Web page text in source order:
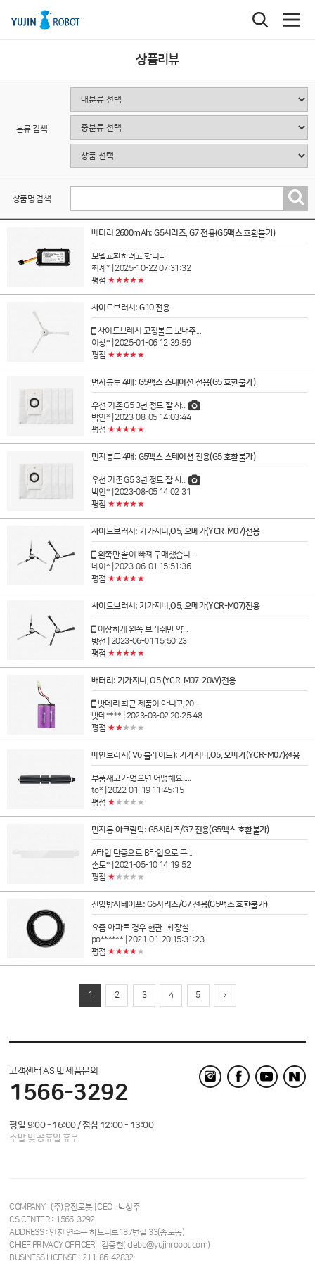
상품리뷰
분류 검색
상품명 검색
배터리 2600mAh: G5시리즈, G7 전용(G5맥스 호환불가)
모델교환하려고 합니다
최계*
| 2025-10-22 07:31:32
평점 ★★★★★
사이드브러시: G10 전용
사이드브레시 고정볼트 보내주...
이상*
| 2025-01-06 12:39:59
평점 ★★★★★
먼지봉투 4매: G5맥스 스테이션 전용(G5 호환불가)
우선 기존 G5 3년 정도 잘 사...
박인*
| 2023-08-05 14:03:44
평점 ★★★★★
먼지봉투 4매: G5맥스 스테이션 전용(G5 호환불가)
우선 기존 G5 3년 정도 잘 사...
박인*
| 2023-08-05 14:02:31
평점 ★★★★★
사이드브러시: 기가지니,O5, 오메가(YCR-M07)전용
왼쪽만 솔이 빠져 구매했습니...
네이*
| 2023-06-01 15:51:36
평점 ★★★★★
사이드브러시: 기가지니,O5, 오메가(YCR-M07)전용
이상하게 왼쪽 브러쉬만 약...
방선
| 2023-06-01 15:50:23
평점 ★★★★★
배터리: 기가지니, O5 (YCR-M07-20W)전용
밧데리 최근 제품이 아니고,20...
밧데****
| 2023-03-02 20:25:48
평점 ★★★★★
메인브러시( V6 블레이드): 기가지니,O5, 오메가(YCR-M07)전용
부품재고가 없으면 어떻해요.....
to*
| 2022-01-19 11:45:15
평점 ★★★★★
먼지통 아크릴막: G5시리즈/G7 전용(G5맥스 호환불가)
A타입 단종으로 B타입으로 구...
손도*
| 2021-05-10 14:19:52
평점 ★★★★★
진입방지테이프: G5시리즈/G7 전용(G5맥스 호환불가)
요즘 아파트 경우 현관+화장실...
po******
| 2021-01-20 15:31:23
평점 ★★★★★
1 2 3 4 5
고객센터 AS 및 제품문의
1566-3292
평일 9:00 - 16:00 / 점심 12:00 - 13:00
주말 및 공휴일 휴무
COMPANY : (주)유진로봇 | CEO : 박성주
CS CENTER : 1566-3292
ADDRESS : 인천 연수구 하모니로187번길 33(송도동)
CHIEF PRIVACY OFFICER : 김종현(iclebo@yujinrobot.com)
BUSINESS LICENSE : 211-86-42832